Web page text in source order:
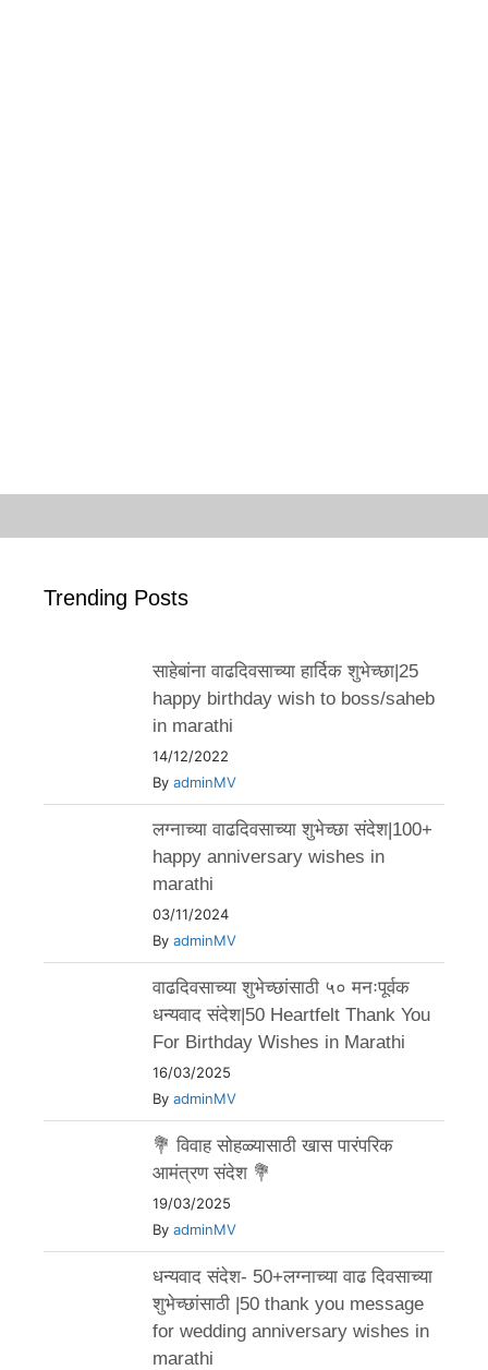
Trending Posts
साहेबांना वाढदिवसाच्या हार्दिक शुभेच्छा|25
happy birthday wish to boss/saheb
in marathi
14/12/2022
By adminMV
लग्नाच्या वाढदिवसाच्या शुभेच्छा संदेश|100+
happy anniversary wishes in
marathi
03/11/2024
By adminMV
वाढदिवसाच्या शुभेच्छांसाठी ५० मनःपूर्वक
धन्यवाद संदेश|50 Heartfelt Thank You
For Birthday Wishes in Marathi
16/03/2025
By adminMV
💐 विवाह सोहळ्यासाठी खास पारंपरिक
आमंत्रण संदेश 💐
19/03/2025
By adminMV
धन्यवाद संदेश- 50+लग्नाच्या वाढ दिवसाच्या
शुभेच्छांसाठी |50 thank you message
for wedding anniversary wishes in
marathi